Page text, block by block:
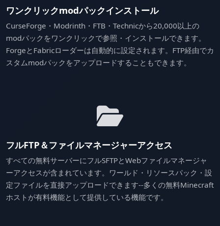
ワンクリックmodパックインストール
CurseForge・Modrinth・FTB・Technicから20,000以上の
modパックをワンクリックで参照・インストールできます。
ForgeとFabricローダーは自動的に設定されます。FTP経由でカ
スタムmodパックをアップロードすることもできます。
フルFTP＆ファイルマネージャーアクセス
すべての無料サーバーにフルSFTPとWebファイルマネージャ
ーアクセスが含まれています。ワールド・リソースパック・設
定ファイルを直接アップロードできます--多くの無料Minecraft
ホストが有料機能として提供している機能です。